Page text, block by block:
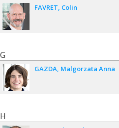
FAVRET Colin
G
GAZDA Malgorzata Anna
H